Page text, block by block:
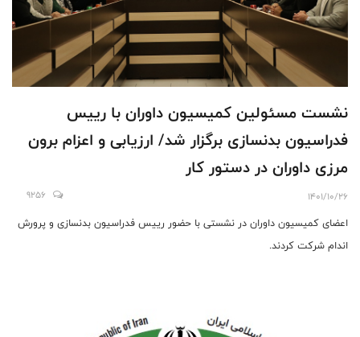
نشست مسئولین کمیسیون داوران با رییس
فدراسیون بدنسازی برگزار شد/ ارزیابی و اعزام برون
مرزی داوران در دستور کار
1401/10/26
9256
اعضای کمیسیون داوران در نشستی با حضور رییس فدراسیون بدنسازی و پرورش
اندام شرکت کردند.